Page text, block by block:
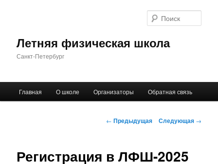
Летняя физическая школа
Санкт-Петербург
Перейти
содержимому
Главная О школе Организаторы Обратная связь
Навигация
← Предыдущая Следующая →
Регистрация в ЛФШ-2025